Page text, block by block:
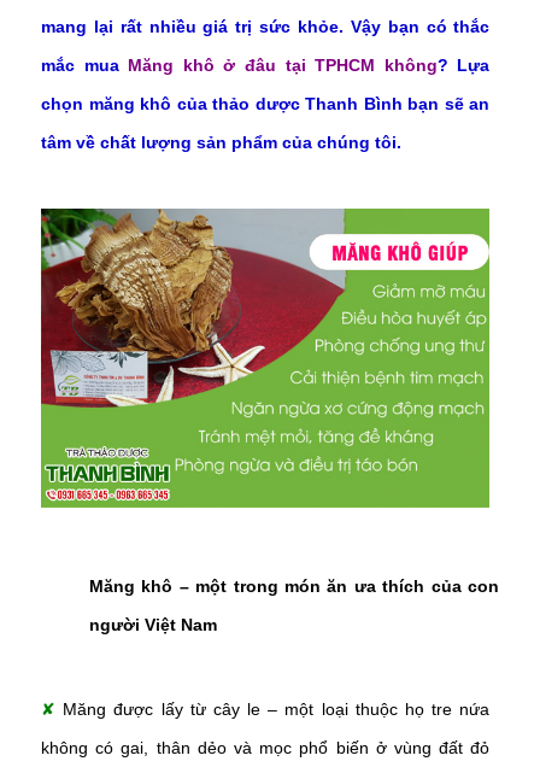
mang lại rất nhiều giá trị sức khỏe. Vậy bạn có thắc
mắc mua Măng khô ở đâu tại TPHCM không? Lựa
chọn măng khô của thảo dược Thanh Bình bạn sẽ an
tâm về chất lượng sản phẩm của chúng tôi.
Măng khô – một trong món ăn ưa thích của con
người Việt Nam
✘ Măng được lấy từ cây le – một loại thuộc họ tre nứa
không có gai, thân dẻo và mọc phổ biến ở vùng đất đỏ